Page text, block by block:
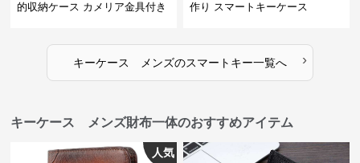
的収納ケース カメリア金具付き
作り スマートキーケース
キーケース メンズのスマートキー一覧へ ›
キーケース メンズ財布一体のおすすめアイテム
人気